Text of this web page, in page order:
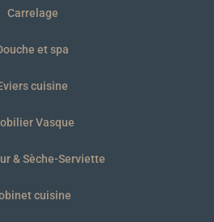
Carrelage
et spa
cuisine
Vasque
& Sèche-Serviette
cuisine